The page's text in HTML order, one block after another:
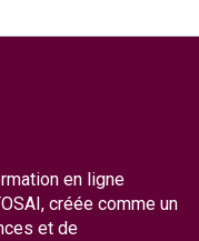
en ligne
créée comme un
et de